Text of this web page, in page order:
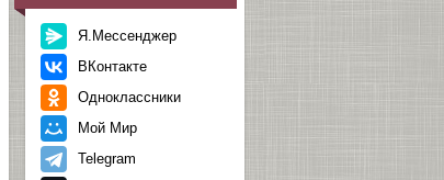
Я.Мессенджер
ВКонтакте
Одноклассники
Мой Мир
Telegram